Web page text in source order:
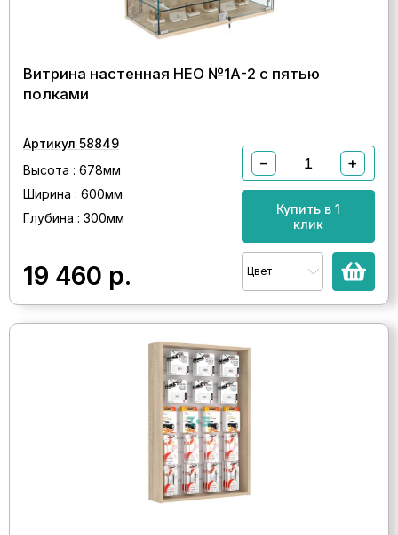
Витрина настенная НЕО №1А-2 с пятью
полками
Артикул 58849
Высота : 678мм
Ширина : 600мм
Глубина : 300мм
19 460 р.
− +
Купить в 1
клик
Цвет